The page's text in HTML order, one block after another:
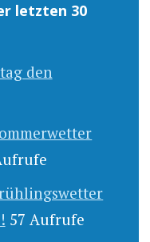
letzten 30
den
57 Aufrufe